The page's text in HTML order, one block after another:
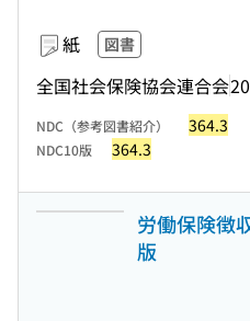
紙 図書
全国社会保険協会連合会
NDC（参考図書紹介） 364.3
NDC10版 364.3
労働保険徴
版